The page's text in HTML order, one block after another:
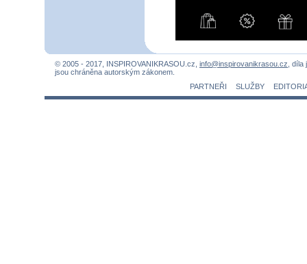
© 2005 - 2017, INSPIROVANIKRASOU.cz, info@inspirovanikrasou.cz, díla
jsou chráněna autorským zákonem.
PARTNEŘI
SLUŽBY